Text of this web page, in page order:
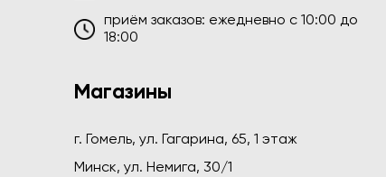
приём заказов: ежедневно c 10:00 до
18:00
Магазины
г. Гомель, ул. Гагарина, 65, 1 этаж
Минск, ул. Немига, 30/1